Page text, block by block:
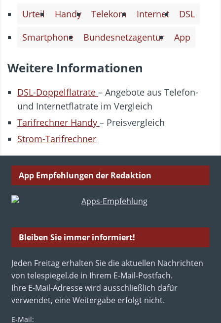
Urteil Handy Telekom Internet
DSL
Smartphone
Bundesnetzagentur App
Weitere Informationen
DSL-Doppelflatrate – Angebote aus Telefon-
und Internetflatrate im Vergleich
Tarifrechner Handy – Preisvergleich
Strom-Tarifrechner
App Empfehlungen der Redaktion
Bleiben Sie immer informiert!
Jeden Freitag erhalten Sie die aktuellen Nachrichten
von telespiegel.de in Ihrem E-Mail-Postfach.
Ihre E-Mail-Adresse wird ausschließlich dafür
verwendet, eine Weitergabe erfolgt nicht.
E-Mail: